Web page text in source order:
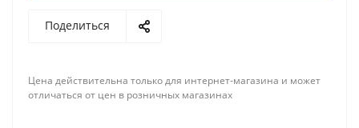
Поделиться
Цена действительна только для интернет-магазина и может
отличаться от цен в розничных магазинах